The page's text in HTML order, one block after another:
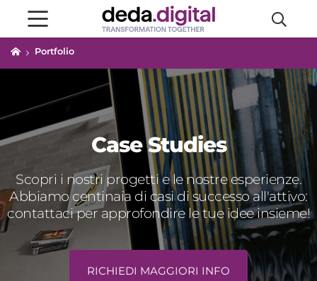
Portfolio
Case Studies
Scopri i nostri progetti e le nostre esperienze.
Abbiamo centinaia di casi di successo all'attivo:
contattaci per approfondire le tue idee insieme!
RICHIEDI MAGGIORI INFO